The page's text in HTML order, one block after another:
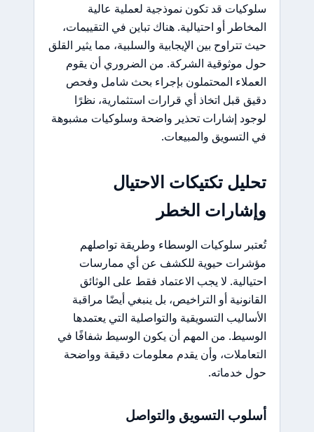
سلوكيات قد تكون نموذجية لعملية عالية
المخاطر أو احتيالية. هناك تباين في التقييمات،
حيث تتراوح بين الإيجابية والسلبية، مما يثير القلق
حول موثوقية الشركة. من الضروري أن يقوم
العملاء المحتملون بإجراء بحث شامل وفحص
دقيق قبل اتخاذ أي قرارات استثمارية، نظرًا
لوجود إشارات تحذير واضحة وسلوكيات مشبوهة
في التسويق والمبيعات.
تحليل تكتيكات الاحتيال
وإشارات الخطر
تُعتبر سلوكيات الوسطاء وطريقة تواصلهم
مؤشرات حيوية للكشف عن أي ممارسات
احتيالية. لا يجب الاعتماد فقط على الوثائق
القانونية أو التراخيص، بل ينبغي أيضًا مراقبة
الأساليب التسويقية والتواصلية التي يعتمدها
الوسيط. من المهم أن يكون الوسيط شفافًا في
التعاملات، وأن يقدم معلومات دقيقة وواضحة
حول خدماته.
أسلوب التسويق والتواصل